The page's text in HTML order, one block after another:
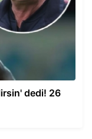
dedi! 26